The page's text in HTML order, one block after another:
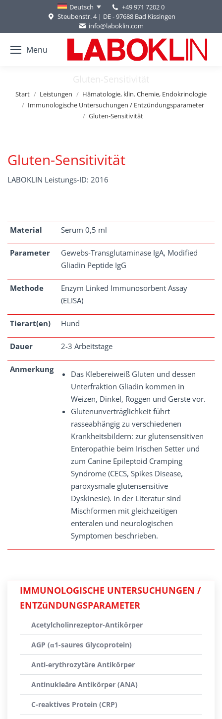
Deutsch
+49 971 7202 0
Steubenstr. 4 | DE - 97688 Bad Kissingen
info@laboklin.com
Menu
Gluten-Sensitivität
Sie befinden sich hier:
Start Leistungen
Hämatologie, klin. Chemie, Endokrinologie
Immunologische Untersuchungen / Entzündungsparameter
Gluten-Sensitivität
Gluten-Sensitivität
LABOKLIN Leistungs-ID: 2016
Material Serum 0,5 ml
Parameter
Gewebs-Transglutaminase IgA, Modified
Gliadin Peptide IgG
Methode
Enzym Linked Immunosorbent Assay
(ELISA)
Tierart(en) Hund
Dauer 2-3 Arbeitstage
Anmerkung
Das Klebereiweiß Gluten und dessen
Unterfraktion Gliadin kommen in
Weizen, Dinkel, Roggen und Gerste vor.
Glutenunverträglichkeit führt
rasseabhängig zu verschiedenen
Krankheitsbildern: zur glutensensitiven
Enteropathie beim Irischen Setter und
zum Canine Epileptoid Cramping
Syndrome (CECS, Spikes Disease,
paroxysmale glutensensitive
Dyskinesie). In der Literatur sind
Mischformen mit gleichzeitigen
enteralen und neurologischen
Symptomen beschrieben.
IMMUNOLOGISCHE UNTERSUCHUNGEN /
ENTZüNDUNGSPARAMETER
Acetylcholinrezeptor-Antikörper
AGP (α1-saures Glycoprotein)
Anti-erythrozytäre Antikörper
Antinukleäre Antikörper (ANA)
C-reaktives Protein (CRP)